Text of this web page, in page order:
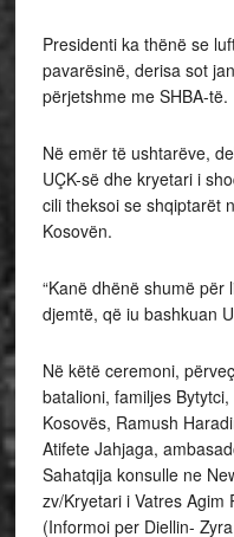
Presidenti ka thënë se
pavarësinë, derisa sot
përjetshme me SHBA-të.
Në emër të ushtarëve,
UÇK-së dhe kryetari i
cili theksoi se shqiptarët
Kosovën.
“Kanë dhënë shumë
djemtë, që iu bashkuan
Në këtë ceremoni,
batalioni, familjes
Kosovës, Ramush
Atifete Jahjaga,
Sahatqija konsulle ne
zv/Kryetari i Vatres
(Informoi per Diellin-